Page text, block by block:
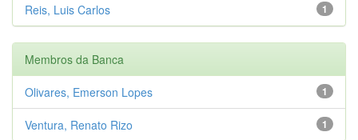
1
Reis, Luis Carlos
Membros da Banca
1
Olivares, Emerson Lopes
1
Ventura, Renato Rizo